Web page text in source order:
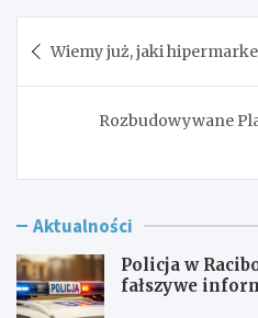
wpisu
Wiemy już, jaki
Rozbudowywane
Aktualności
Policja w
fałszywe